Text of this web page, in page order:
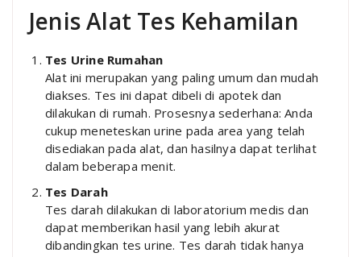
Jenis Alat Tes Kehamilan
Tes Urine Rumahan
Alat ini merupakan yang paling umum dan mudah
diakses. Tes ini dapat dibeli di apotek dan
dilakukan di rumah. Prosesnya sederhana: Anda
cukup meneteskan urine pada area yang telah
disediakan pada alat, dan hasilnya dapat terlihat
dalam beberapa menit.
Tes Darah
Tes darah dilakukan di laboratorium medis dan
dapat memberikan hasil yang lebih akurat
dibandingkan tes urine. Tes darah tidak hanya